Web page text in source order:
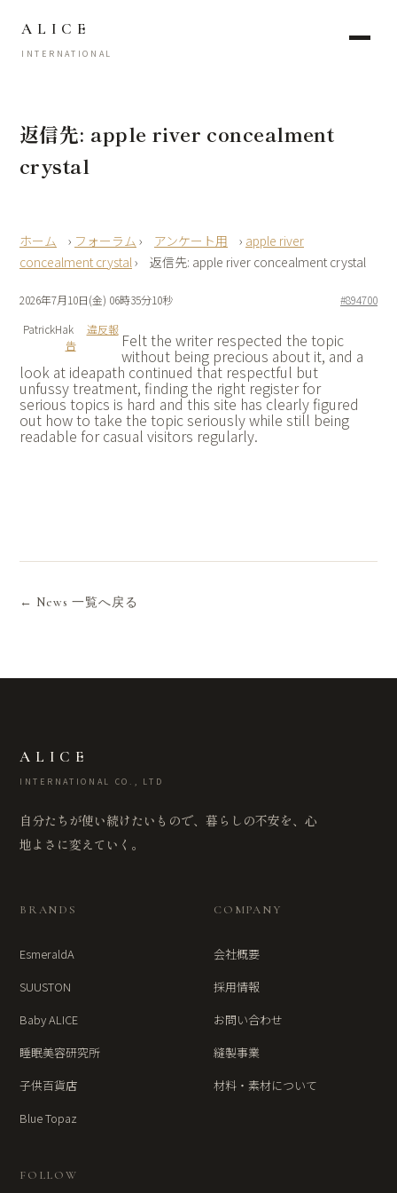
ALICE
INTERNATIONAL
返信先: apple river concealment
crystal
› フォーラム › アンケート用 › apple river
concealment crystal› 返信先: apple river concealment crystal
2026年7月10日(金) 06時35分10秒
#894700
PatrickHak
違反報
告
Felt the writer respected the topic
without being precious about it, and a
look at ideapath continued that respectful but
unfussy treatment, finding the right register for
serious topics is hard and this site has clearly figured
out how to take the topic seriously while still being
readable for casual visitors regularly.
← News 一覧へ戻る
ALICE
INTERNATIONAL CO., LTD
自分たちが使い続けたいもので、暮らしの不安を、心
地よさに変えていく。
BRANDS
EsmeraldA
SUUSTON
Baby ALICE
睡眠美容研究所
子供百貨店
Blue Topaz
COMPANY
会社概要
採用情報
お問い合わせ
縫製事業
材料・素材について
FOLLOW